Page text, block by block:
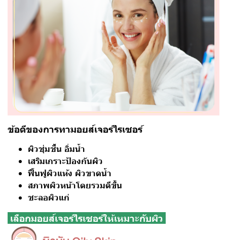
ข้อดีของการทามอยส์เจอร์ไรเซอร์
ผิวชุ่มชื้น อิ่มน้ำ
เสริมเกราะป้องกันผิว
ฟื้นฟูผิวแห้ง ผิวขาดน้ำ
สภาพผิวหน้าโดยรวมดีขึ้น
ชะลอผิวแก่
เลือกมอยส์เจอร์ไรเซอร์ให้เหมาะกับผิว